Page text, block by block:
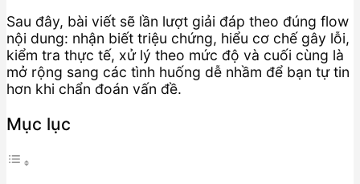
Sau đây, bài viết sẽ lần lượt giải đáp theo đúng flow
nội dung: nhận biết triệu chứng, hiểu cơ chế gây lỗi,
kiểm tra thực tế, xử lý theo mức độ và cuối cùng là
mở rộng sang các tình huống dễ nhầm để bạn tự tin
hơn khi chẩn đoán vấn đề.
Mục lục